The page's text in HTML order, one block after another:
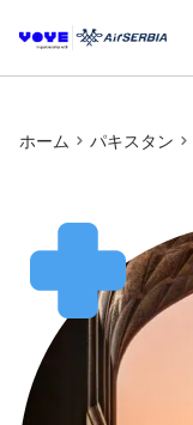
ホーム パキスタン